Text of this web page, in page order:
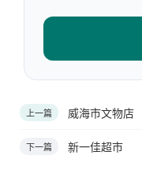
上一篇 威海市文物店
下一篇 新一佳超市